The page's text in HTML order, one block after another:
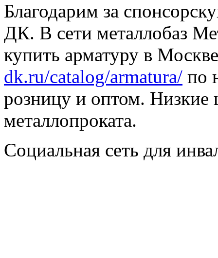
Благодарим за
ДК. В сети металлобаз
купить арматуру в
dk.ru/catalog/armatura/ по
розницу и оптом. Низкие
металлопроката.
Социальная сеть для